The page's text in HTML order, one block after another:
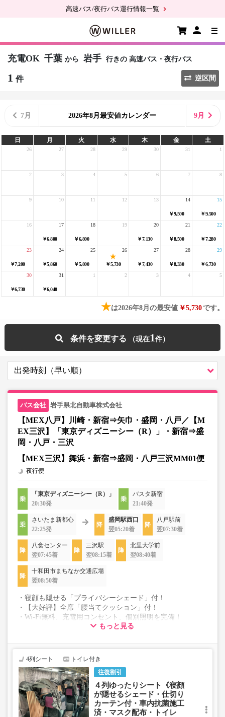
高速バス/夜行バス運行情報一覧
充電OK 千葉 から 岩手 行きの 高速バス・夜行バス
1 件 逆区間
7月 2026年8月最安値カレンダー 9月
日 月 火 水 木 金 土
26 27 28 29 30 31 1
2 3 4 5 6 7 8
9 10 11 12 13
￥9,500
14
￥9,500
15
16
￥6,800
17
￥6,800
18 19
￥7,130
20
￥8,500
21
￥7,280
22
￥7,200
23
￥5,860
24
￥5,800
25
￥5,730
26
￥7,430
27
￥8,330
28
￥6,730
29
￥6,730
30
￥6,040
31 1 2 3 4 5
★は2026年8月の最安値 ￥5,730です。
条件を変更する 1
岩手県北自動車株式会社
【MEX八戸】川崎・新宿⇒矢巾・盛岡・八戸／【M
EX三沢】「東京ディズニーシー（R）」・新宿⇒盛
岡・八戸・三沢
【MEX三沢】舞浜・新宿⇒盛岡・八戸三沢MM01便
夜行便
「東京ディズニーシー（R）」
20:30発
バスタ新宿
21:40発
さいたま新都心
22:25発
盛岡駅西口
翌05:20着
八戸駅前
翌07:30着
八食センター
翌07:45着
三沢駅
翌08:15着
北里大学前
翌08:40着
十和田市まちなか交通広場
翌08:50着
・寝顔も隠せる「プライバシーシェード」付！
・【大好評】全席「腰当てクッション」付！
・Wi-Fi無料、充電用コンセント、個別照明を完備！
・《抗菌、消臭、抗ウイルス》車内コーティング施工車両
・空気清浄機付＋外気導入常時換気にて５分で空気入替
・《マスク無料配布》乗降口にご用意しております
り☆
・フットレスト(一部無い席があります）、使い捨てスリッ
パ付☆
※4列スタンダード車両・予備車の場合は下記と一部設備が
異なります。
もっと見る
往復割引
4列シート トイレ付き
４列ゆったりシート《寝顔
が隠せるシェード・仕切り
カーテン付・車内抗菌施工
済・マスク配布・トイレ